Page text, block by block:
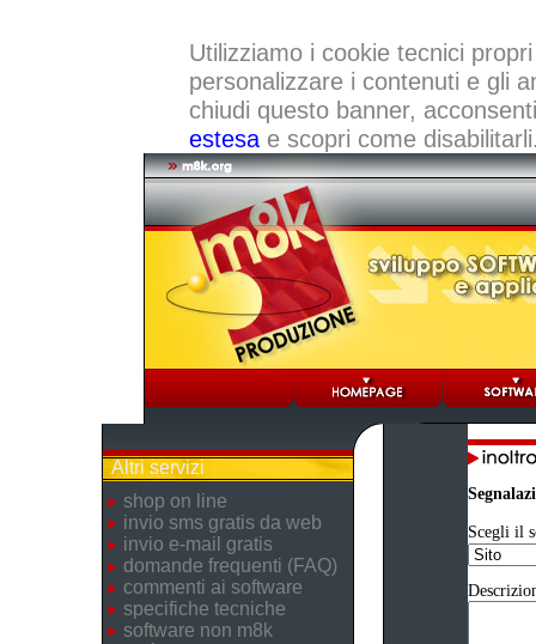
Utilizziamo i cookie tecnici
personalizzare i contenuti e gli
chiudi questo banner,
estesae scopri come
Altri servizi
shop on line
invio sms gratis da web
invio e-mail gratis
domande frequenti (FAQ)
commenti ai software
specifiche tecniche
software non m8k
Scegli il